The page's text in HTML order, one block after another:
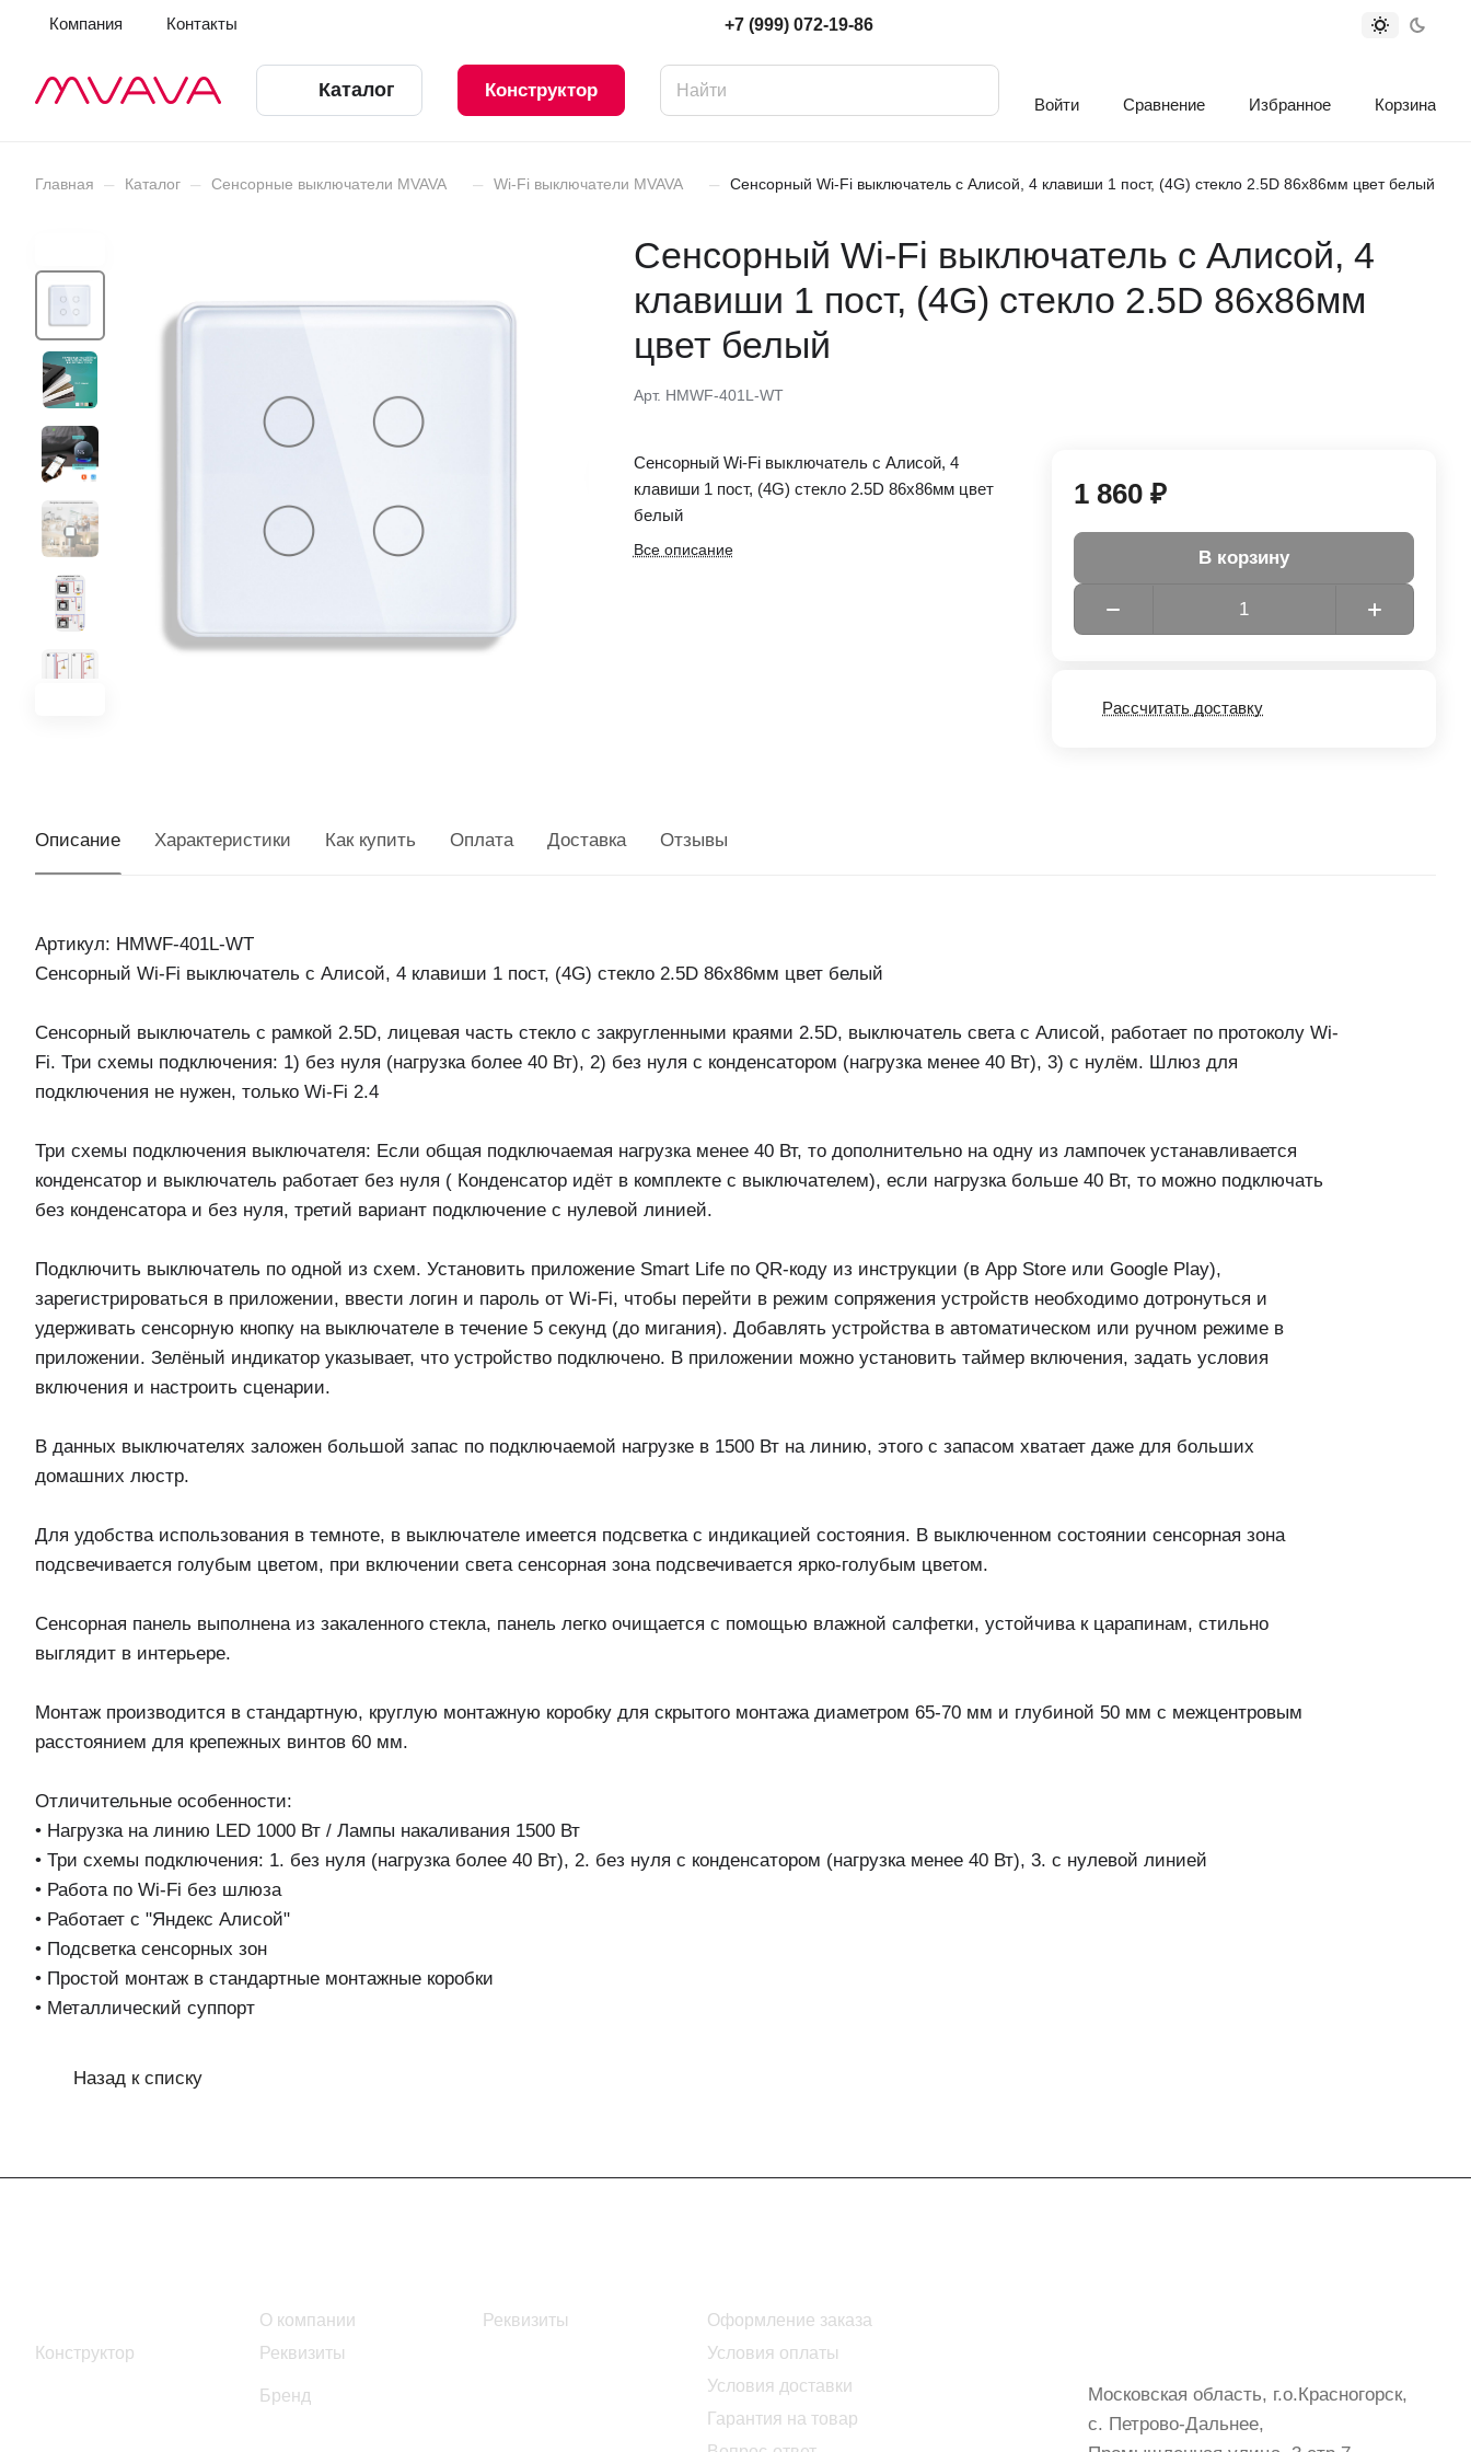
Компания Контакты +7 (999) 072-19-86
Каталог Конструктор
Войти Сравнение Избранное Корзина
Главная – Каталог – Сенсорные выключатели MVAVA – Wi-Fi выключатели MVAVA – Cенсорный Wi-Fi выключатель с Алисой, 4 клавиши 1 пост, (4G) стекло 2.5D 86х86мм цвет белый
Cенсорный Wi-Fi выключатель с Алисой, 4
клавиши 1 пост, (4G) стекло 2.5D 86х86мм
цвет белый
Арт. HMWF-401L-WT
Cенсорный Wi-Fi выключатель с Алисой, 4
клавиши 1 пост, (4G) стекло 2.5D 86х86мм цвет
белый
Все описание
1 860 ₽
В корзину
Рассчитать доставку
Описание Характеристики Как купить Оплата Доставка Отзывы
Артикул: HMWF-401L-WT
Сенсорный Wi-Fi выключатель с Алисой, 4 клавиши 1 пост, (4G) стекло 2.5D 86х86мм цвет белый
Сенсорный выключатель с рамкой 2.5D, лицевая часть стекло с закругленными краями 2.5D, выключатель света с Алисой, работает по протоколу Wi-
Fi. Три схемы подключения: 1) без нуля (нагрузка более 40 Вт), 2) без нуля с конденсатором (нагрузка менее 40 Вт), 3) с нулём. Шлюз для
подключения не нужен, только Wi-Fi 2.4
Три схемы подключения выключателя: Если общая подключаемая нагрузка менее 40 Вт, то дополнительно на одну из лампочек устанавливается
конденсатор и выключатель работает без нуля ( Конденсатор идёт в комплекте с выключателем), если нагрузка больше 40 Вт, то можно подключать
без конденсатора и без нуля, третий вариант подключение с нулевой линией.
Подключить выключатель по одной из схем. Установить приложение Smart Life по QR-коду из инструкции (в App Store или Google Play),
зарегистрироваться в приложении, ввести логин и пароль от Wi-Fi, чтобы перейти в режим сопряжения устройств необходимо дотронуться и
удерживать сенсорную кнопку на выключателе в течение 5 секунд (до мигания). Добавлять устройства в автоматическом или ручном режиме в
приложении. Зелёный индикатор указывает, что устройство подключено. В приложении можно установить таймер включения, задать условия
включения и настроить сценарии.
В данных выключателях заложен большой запас по подключаемой нагрузке в 1500 Вт на линию, этого с запасом хватает даже для больших
домашних люстр.
Для удобства использования в темноте, в выключателе имеется подсветка с индикацией состояния. В выключенном состоянии сенсорная зона
подсвечивается голубым цветом, при включении света сенсорная зона подсвечивается ярко-голубым цветом.
Сенсорная панель выполнена из закаленного стекла, панель легко очищается с помощью влажной салфетки, устойчива к царапинам, стильно
выглядит в интерьере.
Монтаж производится в стандартную, круглую монтажную коробку для скрытого монтажа диаметром 65-70 мм и глубиной 50 мм с межцентровым
расстоянием для крепежных винтов 60 мм.
Отличительные особенности:
• Нагрузка на линию LED 1000 Вт / Лампы накаливания 1500 Вт
• Три схемы подключения: 1. без нуля (нагрузка более 40 Вт), 2. без нуля с конденсатором (нагрузка менее 40 Вт), 3. с нулевой линией
• Работа по Wi-Fi без шлюза
• Работает с "Яндекс Алисой"
• Подсветка сенсорных зон
• Простой монтаж в стандартные монтажные коробки
• Металлический суппорт
Назад к списку
Конструктор
О компании
Реквизиты
Бренд
Реквизиты
Оформление заказа
Условия оплаты
Условия доставки
Гарантия на товар
Московская область, г.о.Красногорск,
с. Петрово-Дальнее,